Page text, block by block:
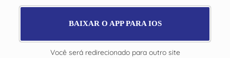
BAIXAR O APP PARA IOS
Você será redirecionado para outro site